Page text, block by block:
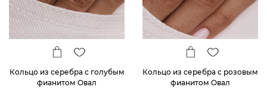
Кольцо из серебра с голубым
фианитом Овал
Кольцо из серебра с розовым
фианитом Овал